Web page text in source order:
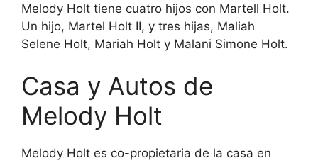
Melody Holt tiene cuatro hijos con Martell Holt.
Un hijo, Martel Holt II, y tres hijas, Maliah
Selene Holt, Mariah Holt y Malani Simone Holt.
Casa y Autos de
Melody Holt
Melody Holt es co-propietaria de la casa en